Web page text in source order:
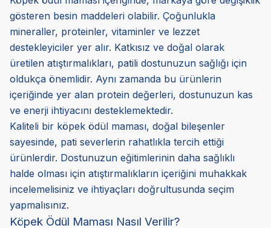
gösteren besin maddeleri olabilir. Çoğunlukla
mineraller, proteinler, vitaminler ve lezzet
destekleyiciler yer alır. Katkısız ve doğal olarak
üretilen atıştırmalıkları, patili dostunuzun sağlığı için
oldukça önemlidir. Aynı zamanda bu ürünlerin
içeriğinde yer alan protein değerleri, dostunuzun kas
ve enerji ihtiyacını desteklemektedir.
Kaliteli bir köpek ödül maması, doğal bileşenler
sayesinde, pati severlerin rahatlıkla tercih ettiği
ürünlerdir. Dostunuzun eğitimlerinin daha sağlıklı
halde olması için atıştırmalıkların içeriğini muhakkak
incelemelisiniz ve ihtiyaçları doğrultusunda seçim
yapmalısınız.
Köpek Ödül Maması Nasıl Verilir?